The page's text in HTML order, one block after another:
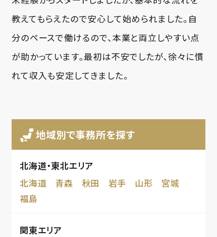
コラム
教えてもらえたので安心して始められました。自
分のペースで働けるので、本業と両立しやすい点
が助かっています。最初は不安でしたが、徐々に慣
れて収入も安定してきました。
地域別で事務所を探す
北海道・東北エリア
北海道
青森 秋田 岩手 山形
宮城
福島
関東エリア